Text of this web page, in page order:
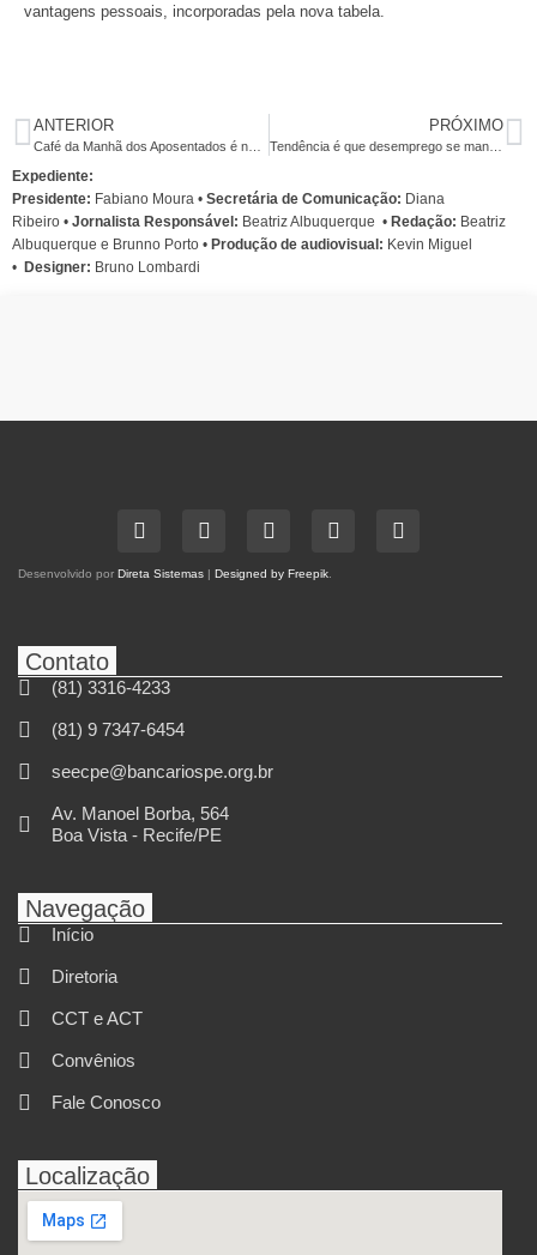
vantagens pessoais, incorporadas pela nova tabela.
ANTERIOR PRÓXIMO
Tendência é que desemprego se mantenha em alta entre jovens até 2016, diz OIT
Expediente:
Presidente: Fabiano Moura • Secretária de Comunicação: Diana
Ribeiro • Jornalista Responsável: Beatriz Albuquerque • Redação: Beatriz
Albuquerque e Brunno Porto • Produção de audiovisual: Kevin Miguel
• Designer: Bruno Lombardi
Desenvolvido por Direta Sistemas | Designed by Freepik
Contato
(81) 3316-4233
(81) 9 7347-6454
seecpe@bancariospe.org.br
Av. Manoel Borba, 564
Boa Vista - Recife/PE
Navegação
Início
Diretoria
CCT e ACT
Convênios
Fale Conosco
Localização